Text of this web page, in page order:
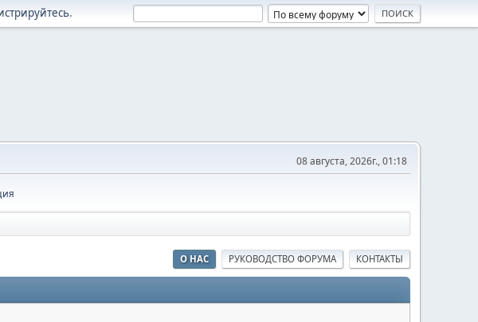
.
08 августа, 2026г., 01:18
О НАС РУКОВОДСТВО ФОРУМА КОНТАКТЫ